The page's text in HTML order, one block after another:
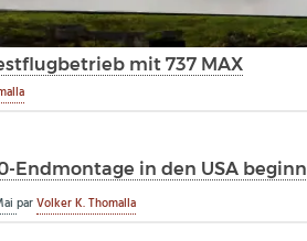
mit 737 MAX
Endmontage in den USA
parVolker K. Thomalla